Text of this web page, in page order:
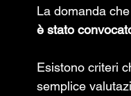
La domanda
è stato
Esistono criteri
semplice